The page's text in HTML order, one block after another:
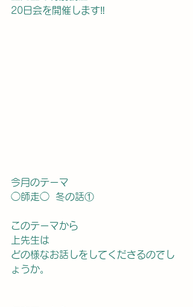
20日会を開催します‼️
今月のテーマ
◯師走◯  冬の話①
このテーマから
上先生は
どの様なお話しをしてくださるのでし
ょうか。